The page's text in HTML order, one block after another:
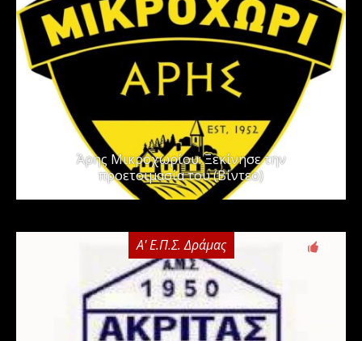
Άρης Μικροχωρίου: Ξεκίνησε την
προετοιμασία του (Βίντεο)
Α' Ε.Π.Σ. Δράμας